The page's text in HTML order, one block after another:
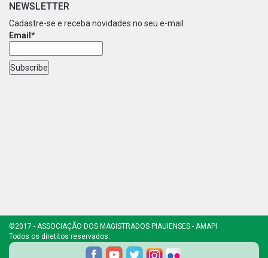
NEWSLETTER
Cadastre-se e receba novidades no seu e-mail
Email*
©2017 - ASSOCIAÇÃO DOS MAGISTRADOS PIAUIENSES - AMAPI
Todos os diretitos reservados.